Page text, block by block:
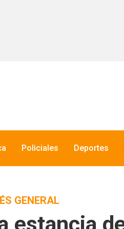
Policiales Deportes
GENERAL
estancia